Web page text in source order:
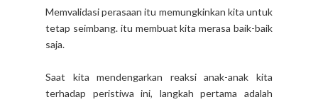
Memvalidasi perasaan itu memungkinkan kita untuk
tetap seimbang. itu membuat kita merasa baik-baik
saja.
Saat kita mendengarkan reaksi anak-anak kita
terhadap peristiwa ini, langkah pertama adalah